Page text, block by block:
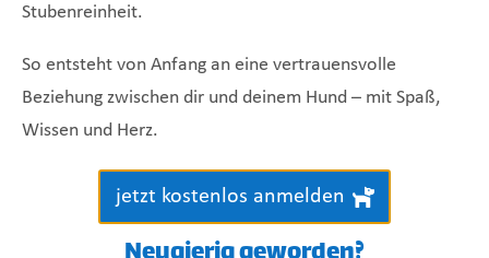
Stubenreinheit.
So entsteht von Anfang an eine vertrauensvolle
Beziehung zwischen dir und deinem Hund – mit Spaß,
Wissen und Herz.
jetzt kostenlos anmelden